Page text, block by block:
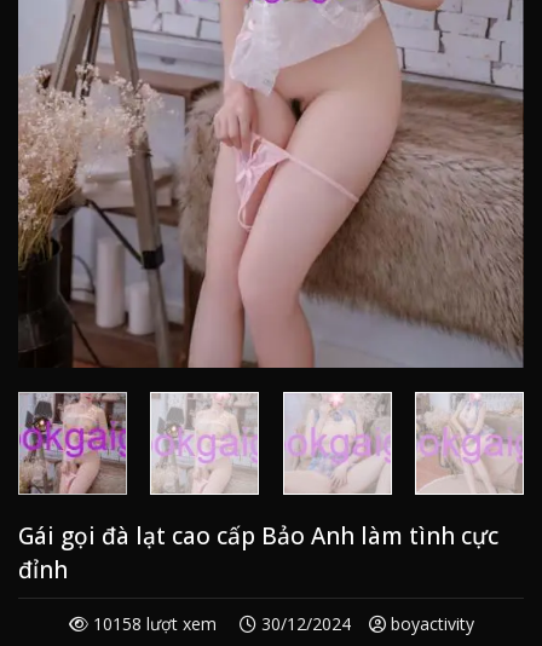
Gái gọi đà lạt cao cấp Bảo Anh làm tình cực
đỉnh
10158 lượt xem 30/12/2024 boyactivity